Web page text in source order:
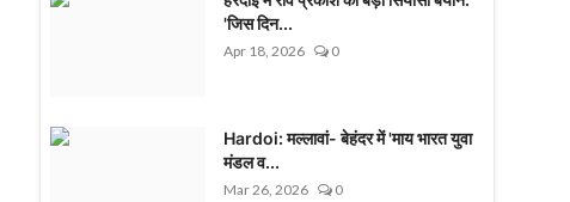
'जिस दिन...
Apr 18, 2026 0
Hardoi: मल्लावां- बेहंदर में 'माय भारत युवा
मंडल व...
Mar 26, 2026 0